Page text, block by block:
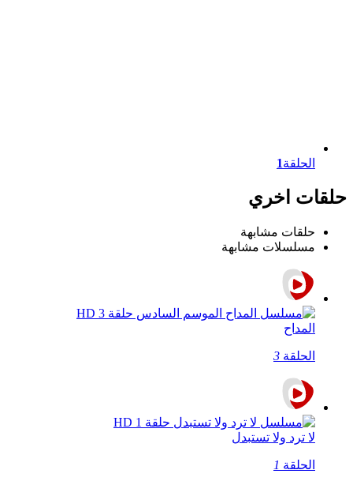
الحلقة1
حلقات اخري
حلقات مشابهة
مسلسلات مشابهة
المداح
الحلقة 3
لا ترد ولا تستبدل
الحلقة 1